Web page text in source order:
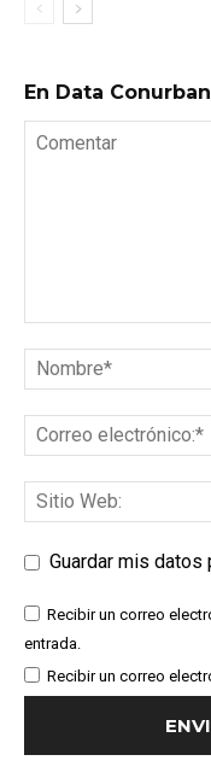
En Data
Guardar mis
Recibir un correo
entrada.
Recibir un correo